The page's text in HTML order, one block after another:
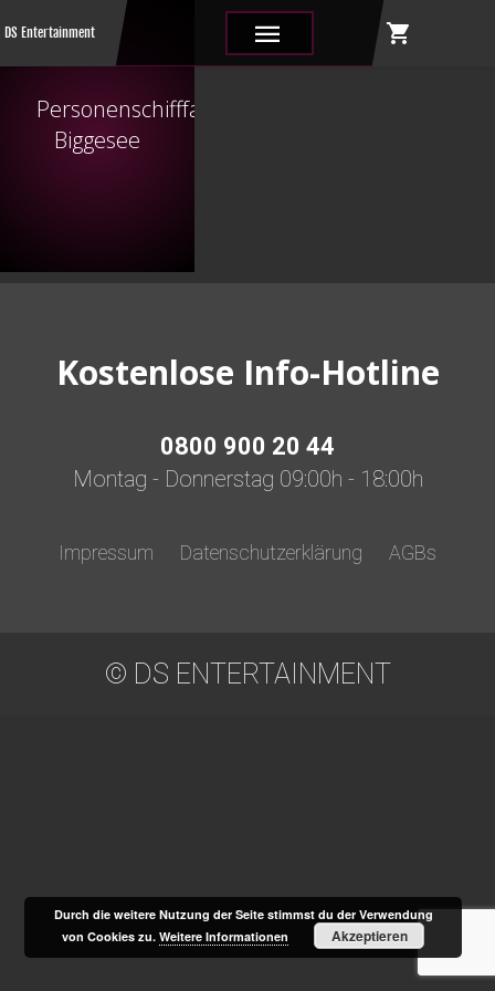
DS Entertainment ||| shopping_cart
Personenschifffahrt
Biggesee
Kostenlose Info-Hotline
0800 900 20 44
Montag - Donnerstag 09:00h - 18:00h
Impressum Datenschutzerklärung AGBs
© DS ENTERTAINMENT
Durch die weitere Nutzung der Seite stimmst du der Verwendung
von Cookies zu.Weitere Informationen Akzeptieren